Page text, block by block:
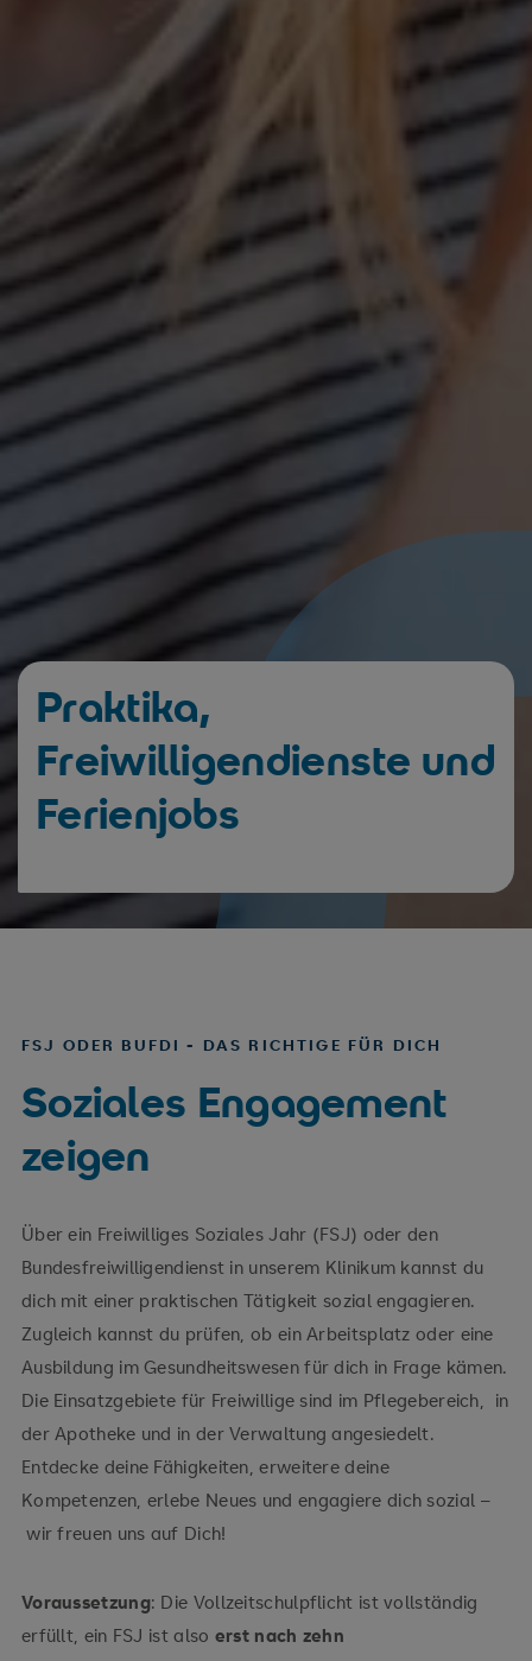
Praktika,
Freiwilligendienste und
Ferienjobs
FSJ ODER BUFDI - DAS RICHTIGE FÜR DICH
Soziales Engagement
zeigen
Über ein Freiwilliges Soziales Jahr (FSJ) oder den
Bundesfreiwilligendienst in unserem Klinikum kannst du
dich mit einer praktischen Tätigkeit sozial engagieren.
Zugleich kannst du prüfen, ob ein Arbeitsplatz oder eine
Ausbildung im Gesundheitswesen für dich in Frage kämen.
Die Einsatzgebiete für Freiwillige sind im Pflegebereich, in
der Apotheke und in der Verwaltung angesiedelt.
Entdecke deine Fähigkeiten, erweitere deine
Kompetenzen, erlebe Neues und engagiere dich sozial –
wir freuen uns auf Dich!
Voraussetzung: Die Vollzeitschulpflicht ist vollständig
erfüllt, ein FSJ ist also erst nach zehn